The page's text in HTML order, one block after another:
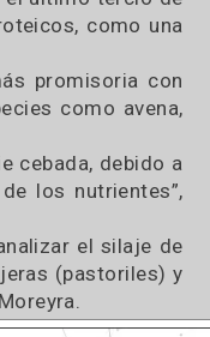
del INTA
y
cuando el cultivo
bruta alcance
el último
proteicos,
más
especies